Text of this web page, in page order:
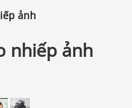
ảnh
nhiếp ảnh